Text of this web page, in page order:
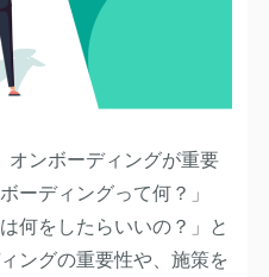
ンボーディングが重要
ーディングって何？」
何をしたらいいの？」と
ングの重要性や、施策を